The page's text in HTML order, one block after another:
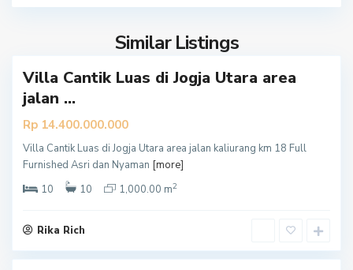
Similar Listings
m
Villa Cantik Luas di Jogja Utara area
jalan ...
Rp 14.400.000.000
Villa Cantik Luas di Jogja Utara area jalan kaliurang km 18 Full
Furnished Asri dan Nyaman [more]
10
10 1,000.00 m2
Rika Rich
S
l
e
a